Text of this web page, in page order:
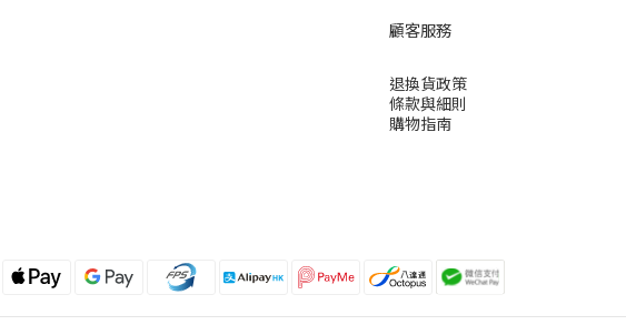
顧客服務
退換貨政策
條款與細則
購物指南